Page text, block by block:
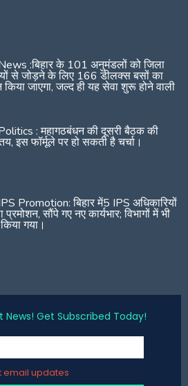
:बिहार के 101 अनुमंडलों को जिला
से जोड़ने के लिए 166 डीलक्स बसों का
जाएगा, जल्द ही यह सेवा शुरू होने वाली
: महागठबंधन की दूसरी बैठक की
इस फॉर्मूले पर हो सकती है चर्चा।
Promotion: बिहार में5 IPS अधिकारियों
प्रमोशन, सौंपे गए नए कार्यभार; विभागों में भी
गया।
News! Get Subscribed Today!
email updates